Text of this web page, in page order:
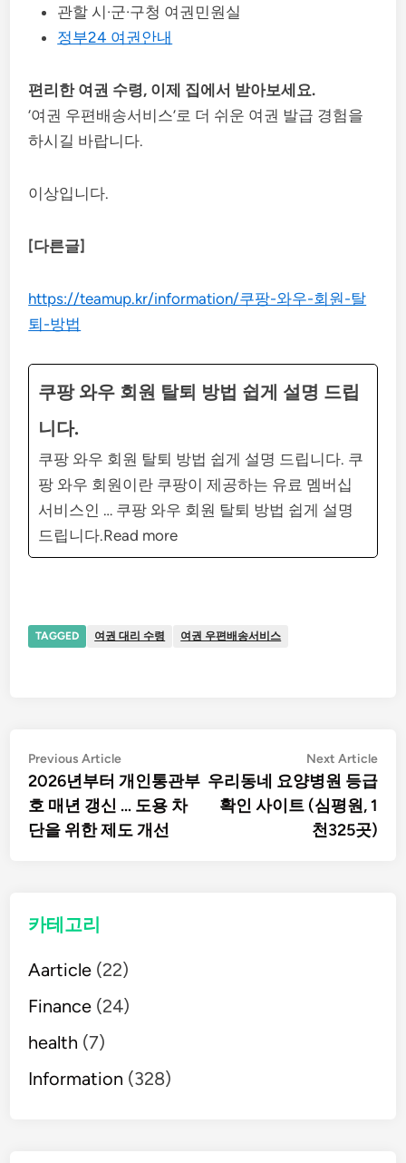
관할 시·군·구청 여권민원실
정부24 여권안내
편리한 여권 수령, 이제 집에서 받아보세요.
‘여권 우편배송서비스’로 더 쉬운 여권 발급 경험을
하시길 바랍니다.
이상입니다.
[다른글]
https://teamup.kr/information/쿠팡-와우-회원-탈
퇴-방법
쿠팡 와우 회원 탈퇴 방법 쉽게 설명 드립
니다.
쿠팡 와우 회원 탈퇴 방법 쉽게 설명 드립니다. 쿠
팡 와우 회원이란 쿠팡이 제공하는 유료 멤버십
서비스인 … 쿠팡 와우 회원 탈퇴 방법 쉽게 설명
드립니다.Read more
TAGGED 여권 대리 수령 여권 우편배송서비스
글
탐
색
Previous ArticlePrevious
article:
2026년부터 개인통관부
호 매년 갱신 … 도용 차
단을 위한 제도 개선
Next Article
우리동네 요양병원 등급
확인 사이트 (심평원, 1
천325곳)
카테고리
Aarticle (22)
Finance (24)
health (7)
Information (328)